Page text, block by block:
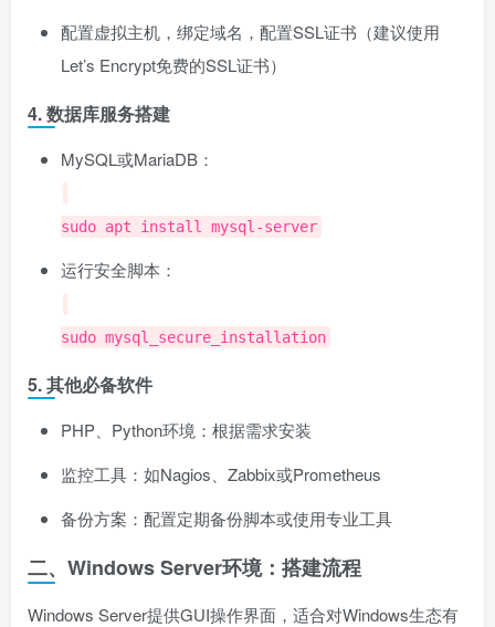
配置虚拟主机，绑定域名，配置SSL证书（建议使用
Let’s Encrypt免费的SSL证书）
4. 数据库服务搭建
MySQL或MariaDB：
sudo apt install mysql-server
运行安全脚本：
sudo mysql_secure_installation
5. 其他必备软件
PHP、Python环境：根据需求安装
监控工具：如Nagios、Zabbix或Prometheus
备份方案：配置定期备份脚本或使用专业工具
二、Windows Server环境：搭建流程
Windows Server提供GUI操作界面，适合对Windows生态有